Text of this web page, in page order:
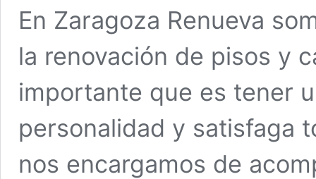
En Zaragoza Renueva
la renovación de pisos y
importante que es tener
personalidad y satisfaga
nos encargamos de